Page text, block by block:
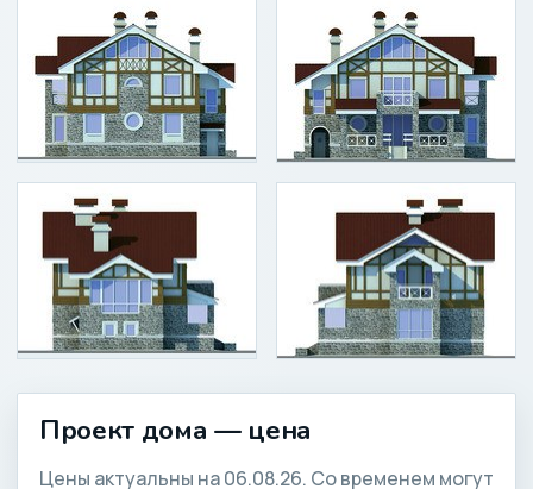
Проект дома — цена
Цены актуальны на 06.08.26. Со временем могут